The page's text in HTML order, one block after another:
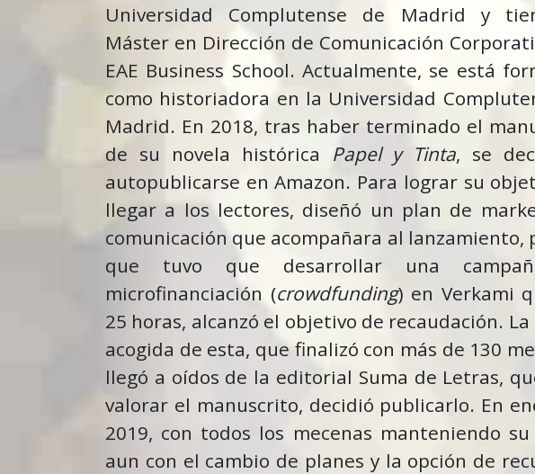
Universidad Complutense de Madrid y
Máster en Dirección de Comunicación
EAE Business School. Actualmente, se está
como historiadora en la Universidad
Madrid. En 2018, tras haber terminado el
de su novela histórica Papel y Tinta, se
autopublicarse en Amazon. Para lograr su
llegar a los lectores, diseñó un plan de
comunicación que acompañara al lanzamiento,
que tuvo que desarrollar una
microfinanciación (crowdfunding) en Verkami
25 horas, alcanzó el objetivo de recaudación. La
acogida de esta, que finalizó con más de 130
llegó a oídos de la editorial Suma de Letras,
valorar el manuscrito, decidió publicarlo. En
2019, con todos los mecenas manteniendo su
aun con el cambio de planes y la opción de